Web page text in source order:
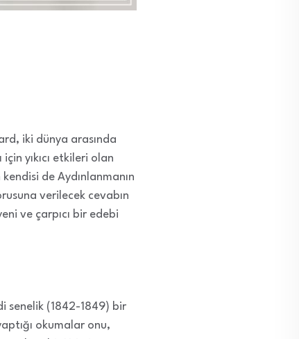
iki dünya arasında
yıkıcı etkileri olan
de Aydınlanmanın
verilecek cevabın
ve çarpıcı bir edebi
senelik (1842-1849) bir
okumalar onu,